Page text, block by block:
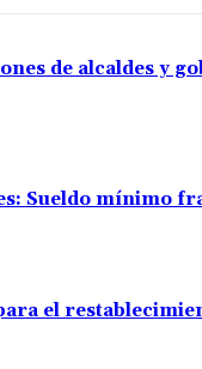
de alcaldes y
Sueldo mínimo
el